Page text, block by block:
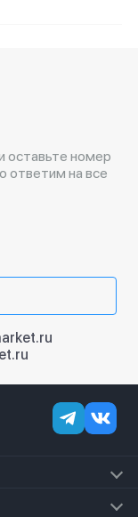
оставьте номер
ответим на все